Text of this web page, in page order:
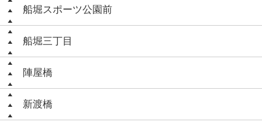
船堀スポーツ公園前
船堀三丁目
陣屋橋
新渡橋